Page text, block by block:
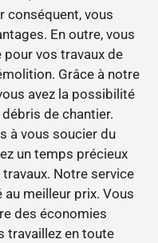
conséquent, vous
En outre, vous
vos travaux de
Grâce à notre
avez la possibilité
de chantier.
à vous soucier du
un temps précieux
Notre service
meilleur prix. Vous
des économies
travaillez en toute